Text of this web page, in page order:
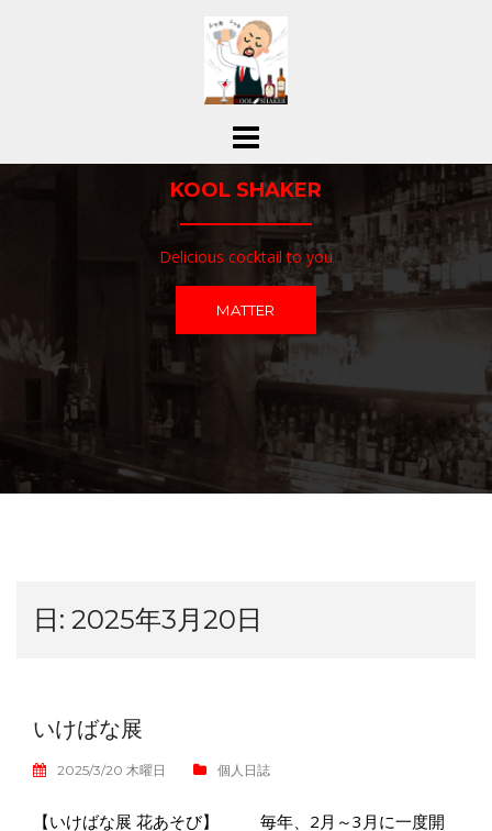
ス
KOOL SHAKER
Delicious cocktail to you
MATTER
日: 2025年3月20日
いけばな展
2025/3/20 木曜日 個人日誌
【いけばな展 花あそび】 毎年、2月～3月に一度開